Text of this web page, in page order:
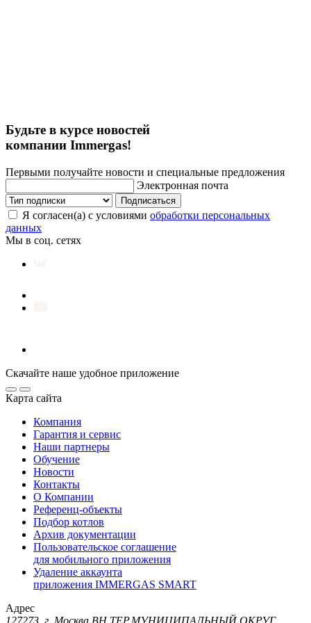
Будьте в курсе новостей
компании Immergas!
Первыми получайте новости и специальные предложения
Электронная почта
Подписаться
Я согласен(а) с условиями обработки персональных
данных
Мы в соц. сетях
Скачайте наше удобное приложение
Карта сайта
Компания
Гарантия и сервис
Наши партнеры
Обучение
Новости
Контакты
О Компании
Референц-объекты
Подбор котлов
Архив документации
Пользовательское соглашение
для мобильного приложения
Удаление аккаунта
приложения IMMERGAS SMART
Адрес
127273, г. Москва ВН.ТЕР.МУНИЦИПАЛЬНЫЙ ОКРУГ